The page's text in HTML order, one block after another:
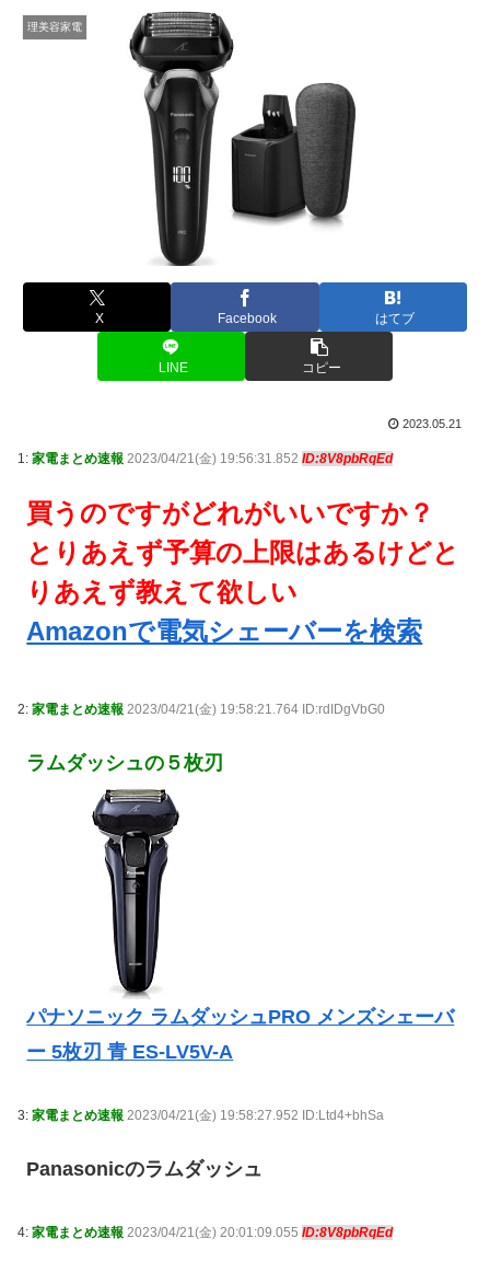
理美容家電
X Facebook はてブ
LINE コピー
2023.05.21
1: 家電まとめ速報 2023/04/21(金) 19:56:31.852 ID:8V8pbRqEd
買うのですがどれがいいですか？
とりあえず予算の上限はあるけどと
りあえず教えて欲しい
Amazonで電気シェーバーを検索
2: 家電まとめ速報 2023/04/21(金) 19:58:21.764 ID:rdIDgVbG0
ラムダッシュの５枚刃
パナソニック ラムダッシュPRO メンズシェーバ
ー 5枚刃 青 ES-LV5V-A
3: 家電まとめ速報 2023/04/21(金) 19:58:27.952 ID:Ltd4+bhSa
Panasonicのラムダッシュ
4: 家電まとめ速報 2023/04/21(金) 20:01:09.055 ID:8V8pbRqEd